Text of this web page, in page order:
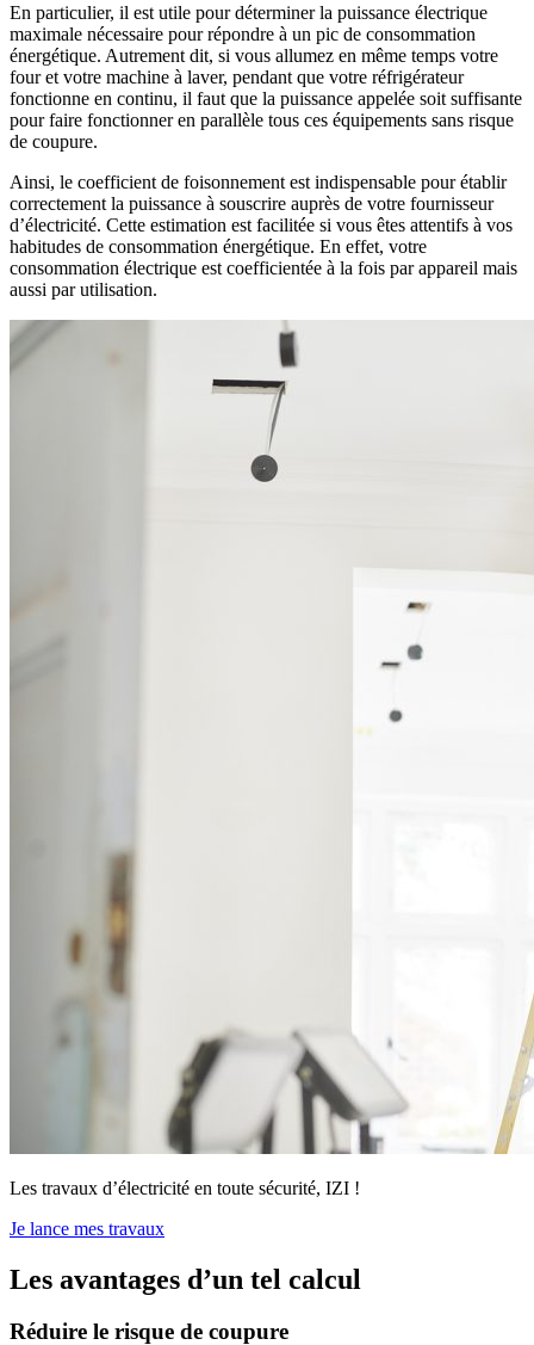
En particulier, il est utile pour déterminer la puissance électrique
maximale nécessaire pour répondre à un pic de consommation
énergétique. Autrement dit, si vous allumez en même temps votre
four et votre machine à laver, pendant que votre réfrigérateur
fonctionne en continu, il faut que la puissance appelée soit suffisante
pour faire fonctionner en parallèle tous ces équipements sans risque
de coupure.
Ainsi, le coefficient de foisonnement est indispensable pour établir
correctement la puissance à souscrire auprès de votre fournisseur
d’électricité. Cette estimation est facilitée si vous êtes attentifs à vos
habitudes de consommation énergétique. En effet, votre
consommation électrique est coefficientée à la fois par appareil mais
aussi par utilisation.
Les travaux d’électricité en toute sécurité, IZI !
Je lance mes travaux
Les avantages d’un tel calcul
Réduire le risque de coupure